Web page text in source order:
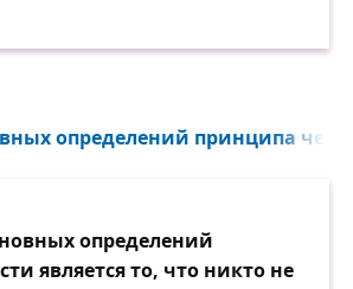
определений принципа
определений
является то, что никто не